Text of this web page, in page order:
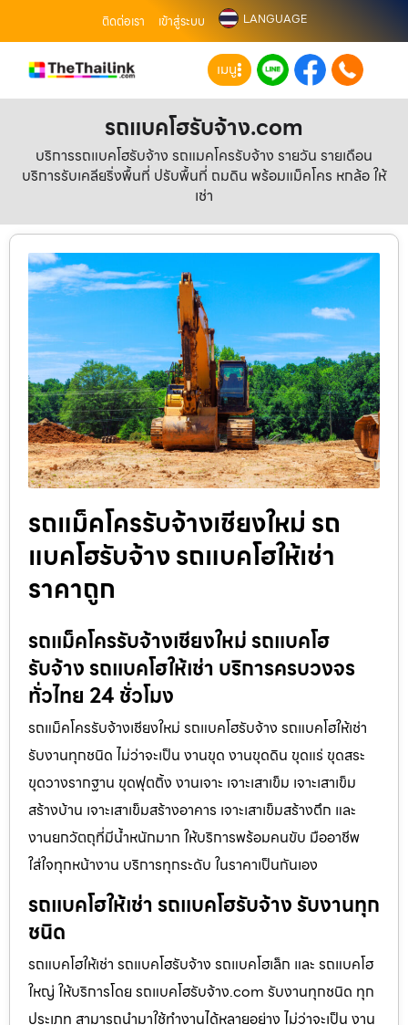
ติดต่อเรา เข้าสู่ระบบ LANGUAGE
เมนู
รถแบคโฮรับจ้าง.com
บริการรถแบคโฮรับจ้าง รถแมคโครรับจ้าง รายวัน รายเดือน
บริการรับเคลียริ่งพื้นที่ ปรับพื้นที่ ถมดิน พร้อมแม็คโคร หกล้อ ให้
เช่า
รถแม็คโครรับจ้างเชียงใหม่ รถ
แบคโฮรับจ้าง รถแบคโฮให้เช่า
ราคาถูก
รถแม็คโครรับจ้างเชียงใหม่ รถแบคโฮ
รับจ้าง รถแบคโฮให้เช่า บริการครบวงจร
ทั่วไทย 24 ชั่วโมง
รถแม็คโครรับจ้างเชียงใหม่ รถแบคโฮรับจ้าง รถแบคโฮให้เช่า
รับงานทุกชนิด ไม่ว่าจะเป็น งานขุด งานขุดดิน ขุดแร่ ขุดสระ
ขุดวางรากฐาน ขุดฟุตติ้ง งานเจาะ เจาะเสาเข็ม เจาะเสาเข็ม
สร้างบ้าน เจาะเสาเข็มสร้างอาคาร เจาะเสาเข็มสร้างตึก และ
งานยกวัตถุที่มีน้ำหนักมาก ให้บริการพร้อมคนขับ มืออาชีพ
ใส่ใจทุกหน้างาน บริการทุกระดับ ในราคาเป็นกันเอง
รถแบคโฮให้เช่า รถแบคโฮรับจ้าง รับงานทุก
ชนิด
รถแบคโฮให้เช่า รถแบคโฮรับจ้าง รถแบคโฮเล็ก และ รถแบคโฮ
ใหญ่ ให้บริการโดย รถแบคโฮรับจ้าง.com รับงานทุกชนิด ทุก
ประเภท สามารถนำมาใช้ทำงานได้หลายอย่าง ไม่ว่าจะเป็น งาน